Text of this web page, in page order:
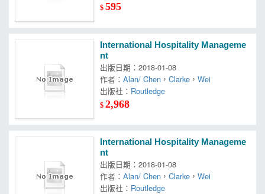
$595
International Hospitality Manageme
nt
出版日期：2018-01-08
作者：Alan/ Chen ，Clarke ，Wei
出版社： Routledge
$2,968
International Hospitality Manageme
nt
出版日期：2018-01-08
作者：Alan/ Chen ，Clarke ，Wei
出版社： Routledge